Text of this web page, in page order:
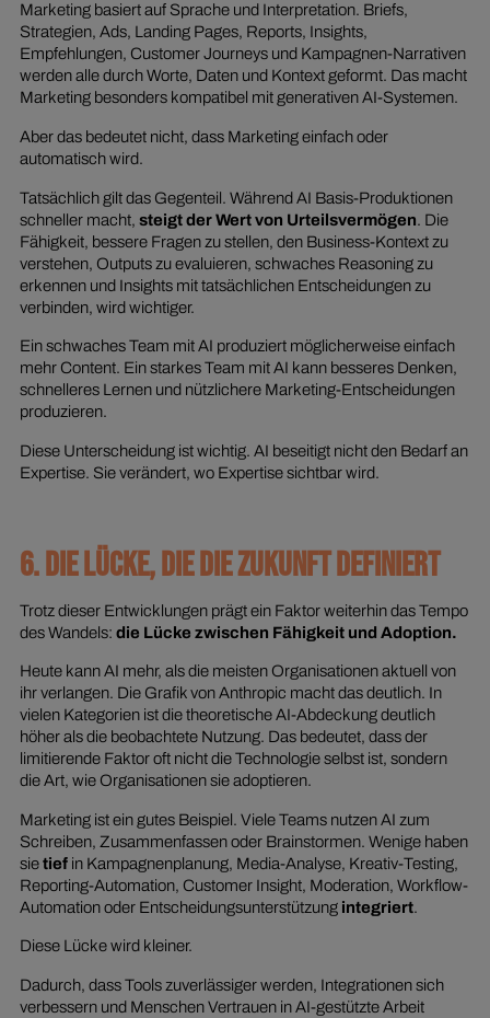
Marketing basiert auf Sprache und Interpretation. Briefs,
Strategien, Ads, Landing Pages, Reports, Insights,
Empfehlungen, Customer Journeys und Kampagnen-Narrativen
werden alle durch Worte, Daten und Kontext geformt. Das macht
Marketing besonders kompatibel mit generativen AI-Systemen.
Aber das bedeutet nicht, dass Marketing einfach oder
automatisch wird.
Tatsächlich gilt das Gegenteil. Während AI Basis-Produktionen
schneller macht, steigt der Wert von Urteilsvermögen. Die
Fähigkeit, bessere Fragen zu stellen, den Business-Kontext zu
verstehen, Outputs zu evaluieren, schwaches Reasoning zu
erkennen und Insights mit tatsächlichen Entscheidungen zu
verbinden, wird wichtiger.
Ein schwaches Team mit AI produziert möglicherweise einfach
mehr Content. Ein starkes Team mit AI kann besseres Denken,
schnelleres Lernen und nützlichere Marketing-Entscheidungen
produzieren.
Diese Unterscheidung ist wichtig. AI beseitigt nicht den Bedarf an
Expertise. Sie verändert, wo Expertise sichtbar wird.
6. DIE LÜCKE, DIE DIE ZUKUNFT DEFINIERT
Trotz dieser Entwicklungen prägt ein Faktor weiterhin das Tempo
des Wandels: die Lücke zwischen Fähigkeit und Adoption.
Heute kann AI mehr, als die meisten Organisationen aktuell von
ihr verlangen. Die Grafik von Anthropic macht das deutlich. In
vielen Kategorien ist die theoretische AI-Abdeckung deutlich
höher als die beobachtete Nutzung. Das bedeutet, dass der
limitierende Faktor oft nicht die Technologie selbst ist, sondern
die Art, wie Organisationen sie adoptieren.
Marketing ist ein gutes Beispiel. Viele Teams nutzen AI zum
Schreiben, Zusammenfassen oder Brainstormen. Wenige haben
sietiefin Kampagnenplanung, Media-Analyse, Kreativ-Testing,
Reporting-Automation, Customer Insight, Moderation, Workflow-
Automation oder Entscheidungsunterstützung integriert.
Diese Lücke wird kleiner.
Dadurch, dass Tools zuverlässiger werden, Integrationen sich
verbessern und Menschen Vertrauen in AI-gestützte Arbeit